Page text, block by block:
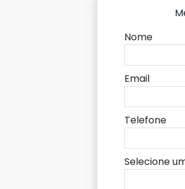
Nome
Email
Telefone
Selecione